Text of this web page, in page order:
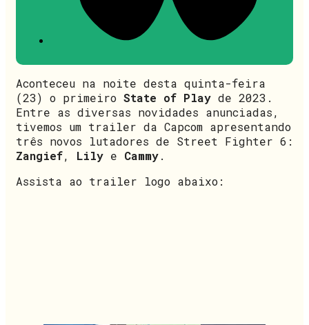
Aconteceu na noite desta quinta-feira
(23) o primeiro State of Play de 2023.
Entre as diversas novidades anunciadas,
tivemos um trailer da Capcom apresentando
três novos lutadores de Street Fighter 6:
Zangief, Lily e Cammy.
Assista ao trailer logo abaixo: